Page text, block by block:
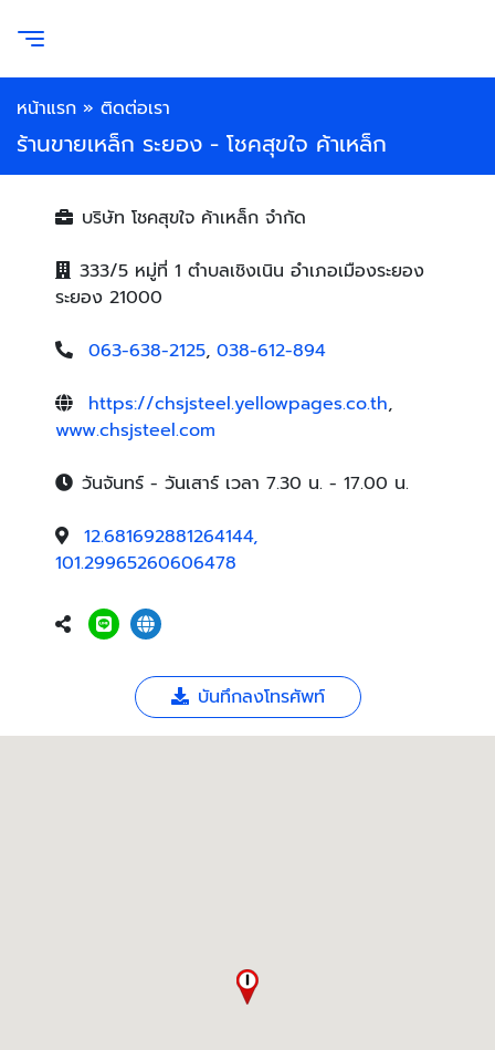
หน้าแรก » ติดต่อเรา
ร้านขายเหล็ก ระยอง - โชคสุขใจ ค้าเหล็ก
บริษัท โชคสุขใจ ค้าเหล็ก จำกัด
333/5 หมู่ที่ 1 ตำบลเชิงเนิน อำเภอเมืองระยอง
ระยอง 21000
063-638-2125, 038-612-894
https://chsjsteel.yellowpages.co.th,
www.chsjsteel.com
วันจันทร์ - วันเสาร์ เวลา 7.30 น. - 17.00 น.
12.681692881264144,
101.29965260606478
บันทึกลงโทรศัพท์